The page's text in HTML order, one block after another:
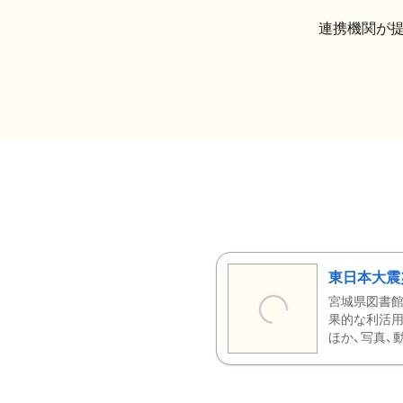
連携機関が
東日本大
宮城県図書
果的な利活
ほか、写真、